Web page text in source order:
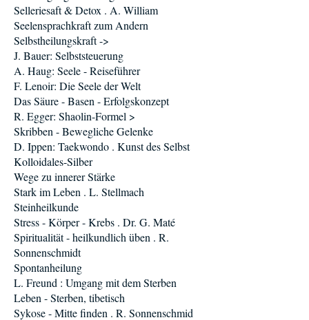
Selleriesaft & Detox . A. William
Seelensprachkraft zum Andern
Selbstheilungskraft ->
J. Bauer: Selbststeuerung
A. Haug: Seele - Reiseführer
F. Lenoir: Die Seele der Welt
Das Säure - Basen - Erfolgskonzept
R. Egger: Shaolin-Formel >
Skribben - Bewegliche Gelenke
D. Ippen: Taekwondo . Kunst des Selbst
Kolloidales-Silber
Wege zu innerer Stärke
Stark im Leben . L. Stellmach
Steinheilkunde
Stress - Körper - Krebs . Dr. G. Maté
Spiritualität - heilkundlich üben . R.
Sonnenschmidt
Spontanheilung
L. Freund : Umgang mit dem Sterben
Leben - Sterben, tibetisch
Sykose - Mitte finden . R. Sonnenschmid